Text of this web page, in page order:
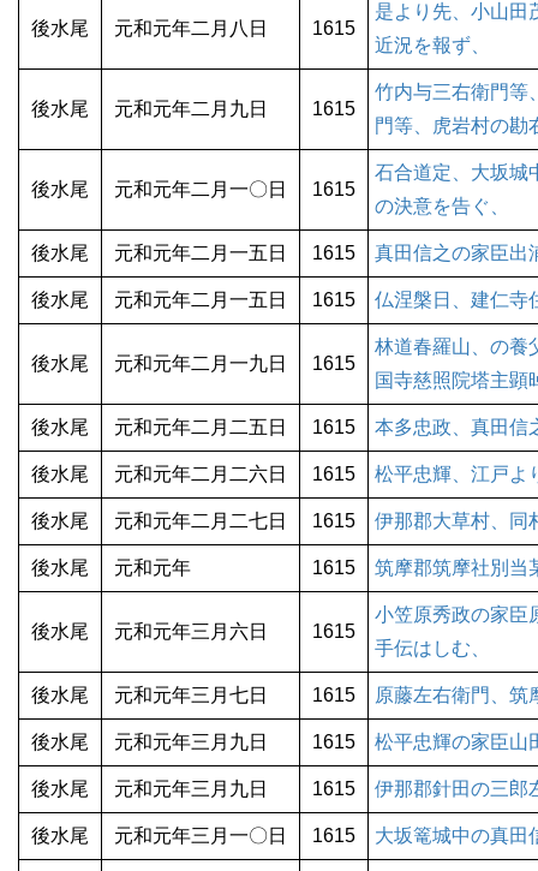
後水尾 元和元年二月八日 1615
是より先、小山田
近況を報ず、
後水尾 元和元年二月九日 1615
竹内与三右衛門
門等、虎岩村の勘
後水尾 元和元年二月一〇日 1615
石合道定、大坂城
の決意を告ぐ、
後水尾 元和元年二月一五日 1615 真田信之の家臣出
後水尾 元和元年二月一五日 1615 仏涅槃日、建仁寺
後水尾 元和元年二月一九日 1615
林道春羅山、の養
国寺慈照院塔主顕
後水尾 元和元年二月二五日 1615 本多忠政、真田
後水尾 元和元年二月二六日 1615 松平忠輝、江戸よ
後水尾 元和元年二月二七日 1615 伊那郡大草村、同
後水尾 元和元年 1615 筑摩郡筑摩社別当
後水尾 元和元年三月六日 1615
小笠原秀政の家臣
手伝はしむ、
後水尾 元和元年三月七日 1615 原藤左右衛門、筑
後水尾 元和元年三月九日 1615 松平忠輝の家臣山
後水尾 元和元年三月九日 1615 伊那郡針田の三郎
後水尾 元和元年三月一〇日 1615 大坂篭城中の真田